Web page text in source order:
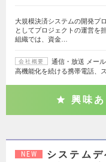
大規模決済システムの開発プ
としてプロジェクトの運営を
組織では、資金…
会社概要
通信・放送 メー
高機能化を続ける携帯電話、
興味あ
NEW システム